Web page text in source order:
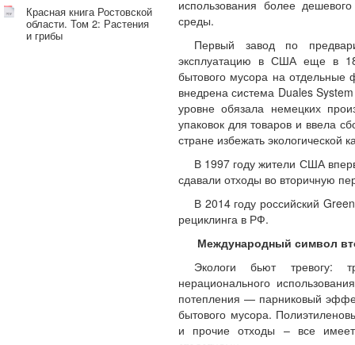
Красная книга Ростовской
области. Том 2: Растения
и грибы
использования более
среды.
Первый завод по
эксплуатацию в США еще в
бытового мусора на отдельные
внедрена система Duales
уровне обязала немецких
упаковок для товаров и ввела
стране избежать экологической
В 1997 году жители США
сдавали отходы во вторичную
В 2014 году российский
рециклинга в РФ.
Международный символ
Экологи бьют тревогу:
нерационального
потепления — парниковый
бытового мусора.
и прочие отходы – все